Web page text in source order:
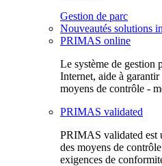
Gestion de parc
Nouveautés solutions
PRIMAS online
Le système de gestion
Internet, aide à
moyens de contrôle -
PRIMAS validated
PRIMAS validated est
des moyens de
exigences de